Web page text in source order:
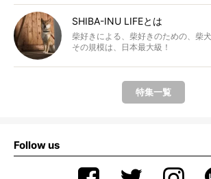
SHIBA-INU LIFEとは
柴好きによる、柴好きのための、柴
その規模は、日本最大級！
特集一覧
Follow us